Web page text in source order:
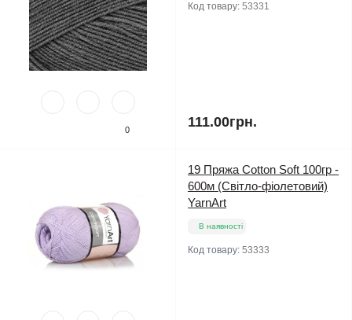
0
Код товару: 53331
111.00грн.
19 Пряжа Cotton Soft 100гр -
600м (Світло-фіолетовий)
YarnArt
В наявності
Код товару: 53333